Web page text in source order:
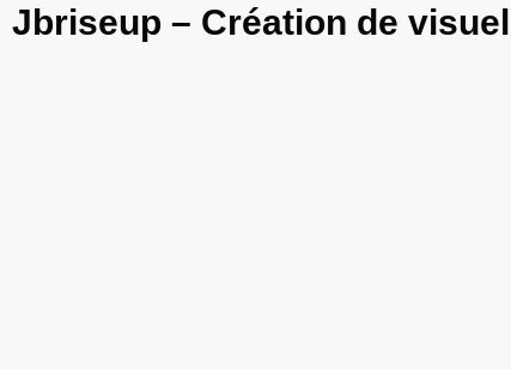
Jbriseup – Création de visuel